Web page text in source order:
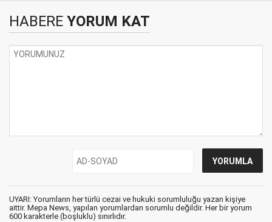
HABERE YORUM KAT
UYARI: Yorumların her türlü cezai ve hukuki sorumluluğu yazan kişiye
aittir. Mepa News, yapılan yorumlardan sorumlu değildir. Her bir yorum
600 karakterle (boşluklu) sınırlıdır.